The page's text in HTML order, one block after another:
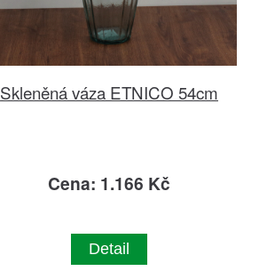
Skleněná váza ETNICO 54cm
Cena: 1.166 Kč
Detail